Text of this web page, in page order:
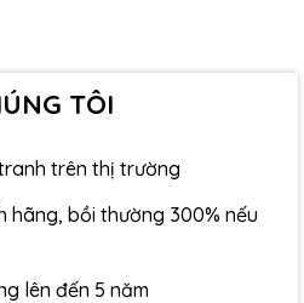
TÔI
trên thị trường
hãng, bồi thường 300% nếu
lên đến 5 năm